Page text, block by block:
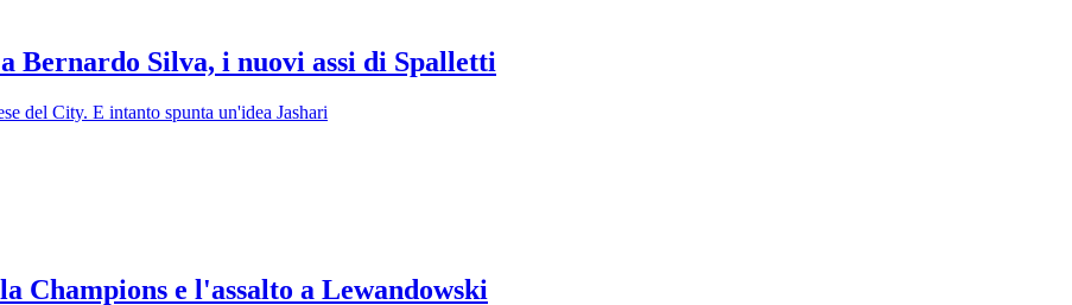
Bernardo Silva, i nuovi assi di Spalletti
del City. E intanto spunta un'idea Jashari
Champions e l'assalto a Lewandowski